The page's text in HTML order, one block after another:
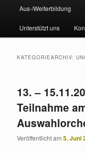
Aus-/Weiterbildung
Unterstützt uns
KATEGORIEARCHIV:
13. –
Teilnahme
Veröffentlicht am5. Juni